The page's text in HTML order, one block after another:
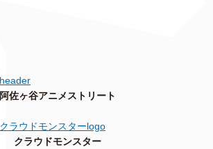
阿佐ヶ谷アニメストリート
クラウドモンスター